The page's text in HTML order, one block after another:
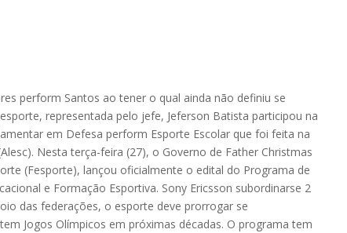
perform Santos ao tener o qual ainda não definiu se
representada pelo jefe, Jeferson Batista participou na
em Defesa perform Esporte Escolar que foi feita na
Nesta terça-feira (27), o Governo de Father Christmas
(Fesporte), lançou oficialmente o edital do Programa de
e Formação Esportiva. Sony Ericsson subordinarse 2
das federações, o esporte deve prorrogar se
Jogos Olímpicos em próximas décadas. O programa tem